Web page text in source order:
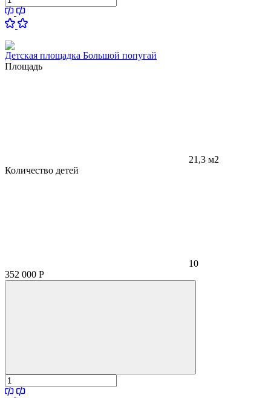
Детская площадка Большой попугай
Площадь
21,3 м2
Количество детей
10
352 000 Р